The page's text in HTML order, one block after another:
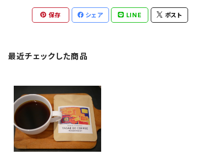
保存 シェア LINE ポスト
最近チェックした商品